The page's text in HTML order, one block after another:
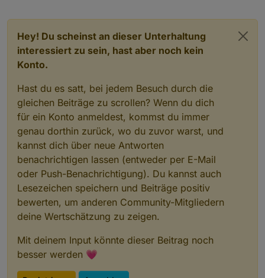
Kommt das:
Wenn ich dann hier auf Schließen klicke kommt
wieder das:
Den Hinweis das er nicht deinstalliert werden kann
weil Nettools ihn benötigt gab es beim ersten mal
Hey! Du scheinst an dieser Unterhaltung
interessiert zu sein, hast aber noch kein
Konto.
Hast du es satt, bei jedem Besuch durch die
gleichen Beiträge zu scrollen? Wenn du dich
für ein Konto anmeldest, kommst du immer
genau dorthin zurück, wo du zuvor warst, und
kannst dich über neue Antworten
benachrichtigen lassen (entweder per E-Mail
oder Push-Benachrichtigung). Du kannst auch
Lesezeichen speichern und Beiträge positiv
bewerten, um anderen Community-Mitgliedern
deine Wertschätzung zu zeigen.
Mit deinem Input könnte dieser Beitrag noch
besser werden 💗